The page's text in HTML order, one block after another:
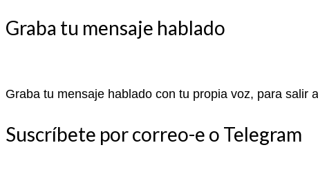
Graba tu mensaje hablado
Graba tu mensaje hablado con tu propia voz, para salir
Suscríbete por correo-e o Telegram